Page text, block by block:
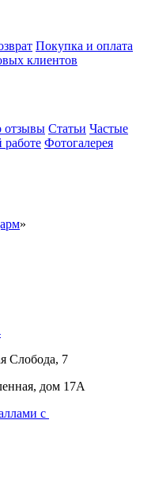
Покупка и оплата
клиентов
отзывы Статьи Частые
Фотогалерея
»
Слобода, 7
дом 17А
с